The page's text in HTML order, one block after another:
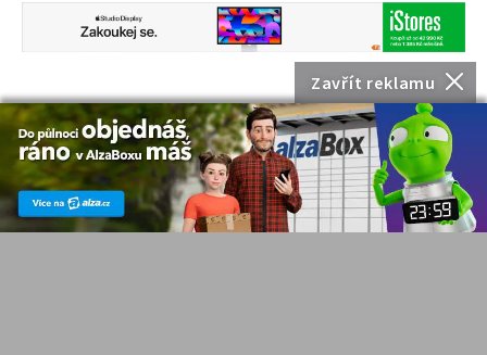
Zavřít reklamu
NEJČTENĚJŠÍ